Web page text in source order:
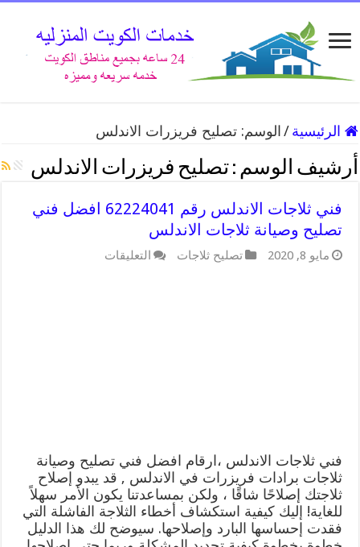
الرئيسية / الوسم:تصليح فريزرات الاندلس
أرشيف الوسم :تصليح فريزرات الاندلس
فني ثلاجات الاندلس رقم 62224041 افضل فني
تصليح وصيانة ثلاجات الاندلس
مايو 8, 2020 تصليح ثلاجات التعليقات
فني ثلاجات الاندلس ،ارقام افضل فني تصليح وصيانة
ثلاجات برادات فريزرات في الاندلس , قد يبدو إصلاح
ثلاجتك إصلاحًا شاقًا ، ولكن بمساعدتنا يكون الأمر سهلاً
للغاية! إليك كيفية استكشاف أخطاء الثلاجة الفاشلة التي
فقدت إحساسها البارد وإصلاحها. سيوضح لك هذا الدليل